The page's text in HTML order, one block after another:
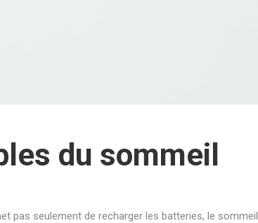
du sommeil
pas seulement de recharger les batteries, le sommeil